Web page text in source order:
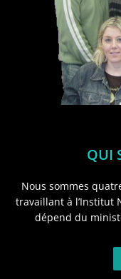
QUI
Nous sommes
travaillant à l’Institut
dépend du